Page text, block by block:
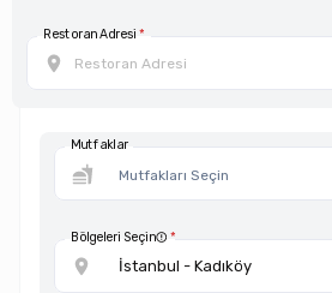
Restoran Adresi *
Mutfaklar
Bölgeleri Seçin *
İstanbul - Kadıköy